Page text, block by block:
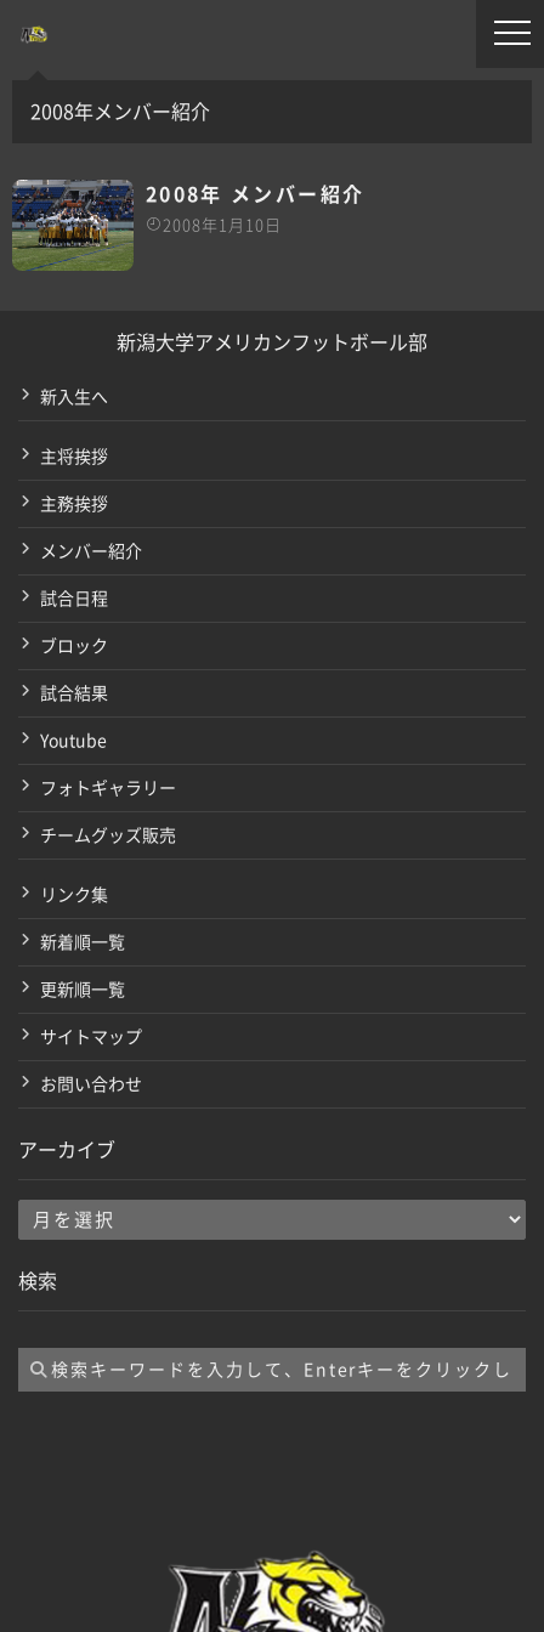
2008年メンバー紹介
2008年 メンバー紹介
2008年1月10日
新潟大学アメリカンフットボール部
新入生へ
主将挨拶
主務挨拶
メンバー紹介
試合日程
ブロック
試合結果
Youtube
フォトギャラリー
チームグッズ販売
リンク集
新着順一覧
更新順一覧
サイトマップ
お問い合わせ
アーカイブ
ア
カ
ブ
検索